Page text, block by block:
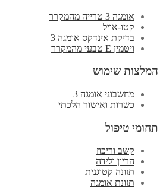
אומגה 3 טרייה מהמקרר
קטו-אויל
בדיקת אינדקס אומגה 3
ויטמין E טבעי מהמקרר
המלצות שימוש
מחשבוני אומגה 3
כשרות ואישור הלכתי
תחומי טיפול
קשב וריכוז
הריון ולידה
תזונה קטוגנית
תזונת אומגה